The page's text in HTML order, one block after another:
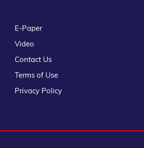
E-Paper
Video
Contact Us
Terms of Use
Privacy Policy